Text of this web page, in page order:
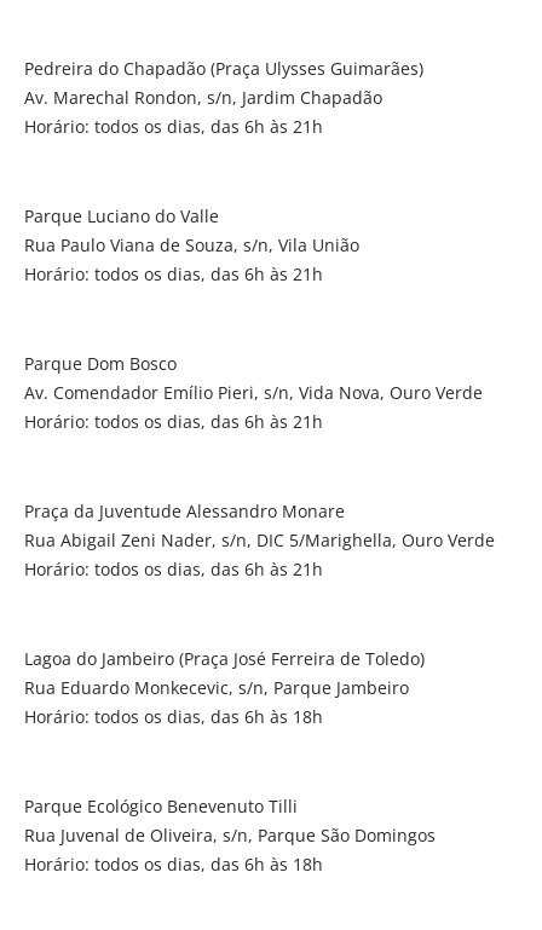
Pedreira do Chapadão (Praça Ulysses Guimarães)
Av. Marechal Rondon, s/n, Jardim Chapadão
Horário: todos os dias, das 6h às 21h
Parque Luciano do Valle
Rua Paulo Viana de Souza, s/n, Vila União
Horário: todos os dias, das 6h às 21h
Parque Dom Bosco
Av. Comendador Emílio Pieri, s/n, Vida Nova, Ouro Verde
Horário: todos os dias, das 6h às 21h
Praça da Juventude Alessandro Monare
Rua Abigail Zeni Nader, s/n, DIC 5/Marighella, Ouro Verde
Horário: todos os dias, das 6h às 21h
Lagoa do Jambeiro (Praça José Ferreira de Toledo)
Rua Eduardo Monkecevic, s/n, Parque Jambeiro
Horário: todos os dias, das 6h às 18h
Parque Ecológico Benevenuto Tilli
Rua Juvenal de Oliveira, s/n, Parque São Domingos
Horário: todos os dias, das 6h às 18h